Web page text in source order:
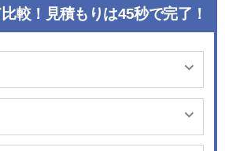
較！見積もりは45秒で完了！